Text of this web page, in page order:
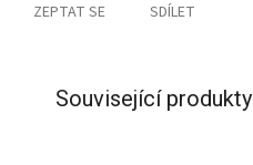
ZEPTAT SE SDÍLET
Související produkty